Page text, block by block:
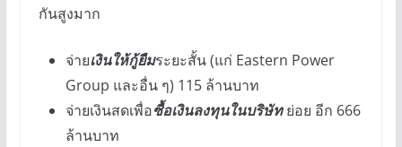
กันสูงมาก
จ่ายเงินให้กู้ยืมระยะสั้น (แก่ Eastern Power
Group และอื่น ๆ) 115 ล้านบาท
จ่ายเงินสดเพื่อซื้อเงินลงทุนในบริษัทย่อย อีก 666
ล้านบาท